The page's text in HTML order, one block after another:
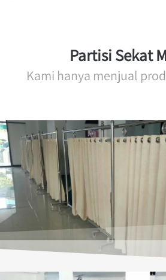
Partisi Sekat
Kami hanya menjual